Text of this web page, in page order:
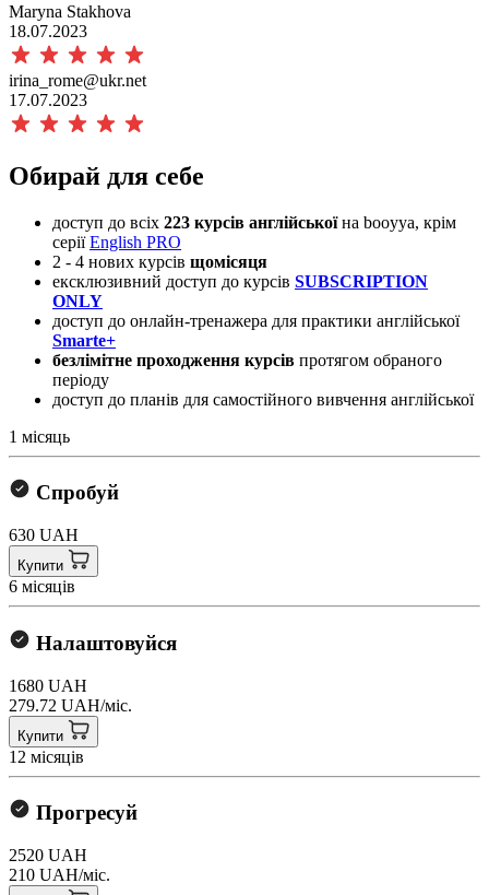
Maryna Stakhova
18.07.2023
irina_rome@ukr.net
17.07.2023
Обирай для себе
доступ до всіх 223 курсів англійськоїна booyya, крім
серіїEnglish PRO
​2 - 4 нових курсів щомісяця
ексклюзивний доступ до курсів SUBSCRIPTION
ONLY
доступ до онлайн-тренажера для практики англійської
Smarte+
безлімітне проходження курсів протягом обраного
періоду
доступ до планів для самостійного вивчення англійської
1 місяць
Спробуй
630 UAH
Купити
6 місяців
Налаштовуйся
1680 UAH
279.72 UAH/міс.
Купити
12 місяців
Прогресуй
2520 UAH
210 UAH/міс.